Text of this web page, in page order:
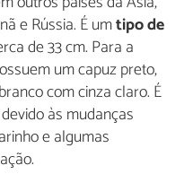
e Rússia. É umtipo de
de 33 cm. Para a
um capuz preto,
com cinza claro. É
às mudanças
e algumas